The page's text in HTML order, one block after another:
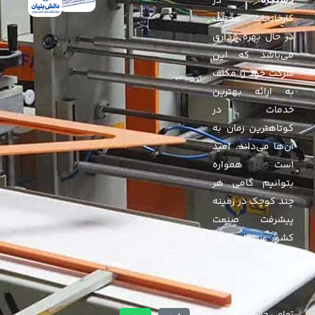
کارخانجات مختلف
در حال بهره برداری
می‌باشد که این
شرکت خود را مکلف
به ارائه بهترین
خدمات در
کوتاهترین زمان به
آن‌ها می‌داند. امید
است همواره
بتوانیم گامی هر
چند کوچک در زمینه
پیشرفت صنعت
کشور عزیزمان ایران